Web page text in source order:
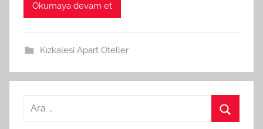
Okumaya devam et
Kızkalesi Apart Oteller